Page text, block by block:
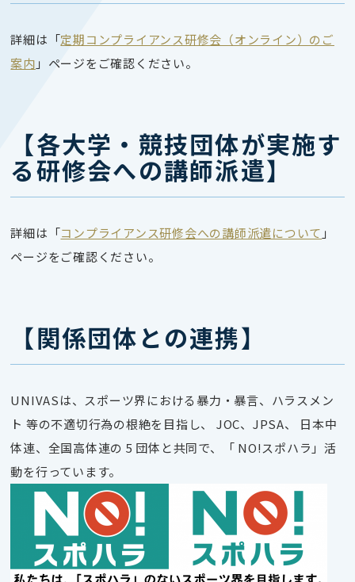
詳細は「定期コンプライアンス研修会（オンライン）のご
案内 」ページをご確認ください。
【各大学・競技団体が実施す
る研修会への講師派遣】
詳細は「コンプライアンス研修会への講師派遣について 」
ページをご確認ください。
【関係団体との連携】
UNIVASは、スポーツ界における暴力・暴言、ハラスメン
ト 等の不適切行為の根絶を目指し、 JOC、JPSA、 日本中
体連、全国高体連の 5 団体と共同で、「 NO!スポハラ」活
動を行っています。